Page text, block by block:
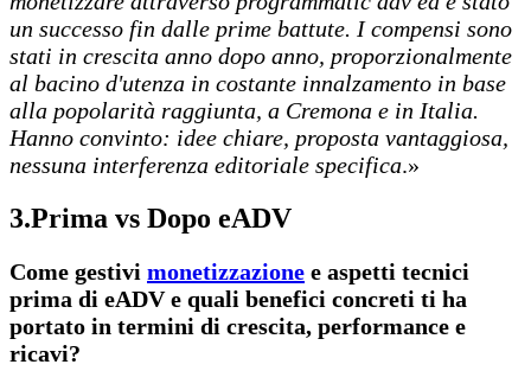
un successo fin dalle prime battute. I compensi sono
stati in crescita anno dopo anno, proporzionalmente
al bacino d'utenza in costante innalzamento in base
alla popolarità raggiunta, a Cremona e in Italia.
Hanno convinto: idee chiare, proposta vantaggiosa,
nessuna interferenza editoriale specifica.»
3.Prima vs Dopo eADV
Come gestivi monetizzazione e aspetti tecnici
prima di eADV e quali benefici concreti ti ha
portato in termini di crescita, performance e
ricavi?